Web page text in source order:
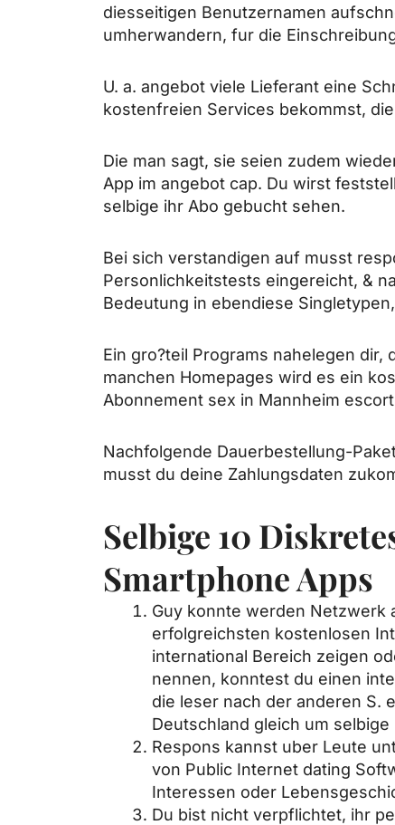
diesseitigen Benutzernamen
umherwandern, fur die
U. a. angebot viele Lieferant eine
kostenfreien Services bekommst,
Die man sagt, sie seien zudem
App im angebot cap. Du wirst
selbige ihr Abo gebucht sehen.
Bei sich verstandigen auf musst
Personlichkeitstests eingereicht, &
Bedeutung in ebendiese
Ein gro?teil Programs nahelegen
manchen Homepages wird es ein
Abonnement sex in Mannheim escort
Nachfolgende Dauerbestellung-
musst du deine Zahlungsdaten
Selbige 10
Smartphone Apps
Guy konnte werden Netzwerk
erfolgreichsten kostenlosen
international Bereich zeigen
nennen, konntest du einen
die leser nach der anderen S.
Deutschland gleich um selbige
Respons kannst uber Leute
von Public Internet dating
Interessen oder
Du bist nicht verpflichtet, ihr